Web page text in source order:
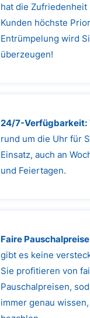
hat die Zufriedenheit
Kunden höchste
Entrümpelung wird
überzeugen!
24/7-Verfügbarkeit:
rund um die Uhr für
Einsatz, auch an
und Feiertagen.
Faire
gibt es keine
Sie profitieren von
Pauschalpreisen,
immer genau